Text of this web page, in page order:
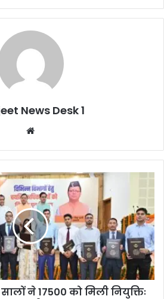
News Desk 1
te
ने 17500 को मिली नियुक्तिः